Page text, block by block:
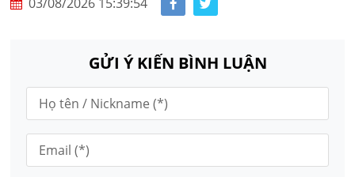
GỬI Ý KIẾN BÌNH LUẬN